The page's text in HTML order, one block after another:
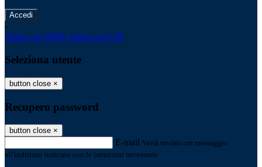
-
Entra con SPID Entra con CIE
Seleziona utente
button close ×
Recupero password
button close ×
E-mail Verrà inviato un messaggio
all'indirizzo indicato con le istruzioni necessarie.